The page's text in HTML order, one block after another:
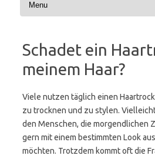
Schadet ein
meinem Haar?
Viele nutzen täglich einen
zu trocknen und zu stylen.
den Menschen, die morgendlichen
gern mit einem bestimmten Look
möchten. Trotzdem kommt oft die